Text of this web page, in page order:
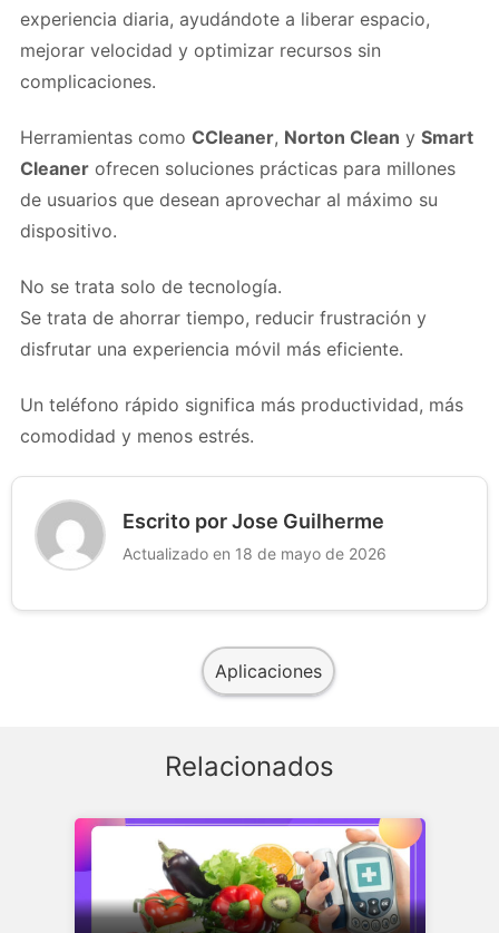
experiencia diaria, ayudándote a liberar espacio,
mejorar velocidad y optimizar recursos sin
complicaciones.
Herramientas como CCleaner, Norton Clean y Smart
Cleaner ofrecen soluciones prácticas para millones
de usuarios que desean aprovechar al máximo su
dispositivo.
No se trata solo de tecnología.
Se trata de ahorrar tiempo, reducir frustración y
disfrutar una experiencia móvil más eficiente.
Un teléfono rápido significa más productividad, más
comodidad y menos estrés.
Escrito por Jose Guilherme
Actualizado en 18 de mayo de 2026
Aplicaciones
Relacionados